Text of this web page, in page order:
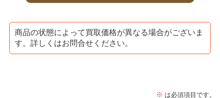
洗脳支配の手段として使われているメディア情報の裏を知
り、
また、特典として「お金のシークレットブック」が
商品の状態によって買取価格が異なる場合がございま
す。詳しくはお問合せください。